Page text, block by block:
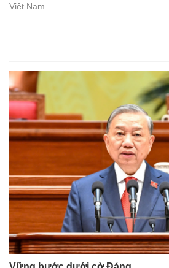
Việt Nam